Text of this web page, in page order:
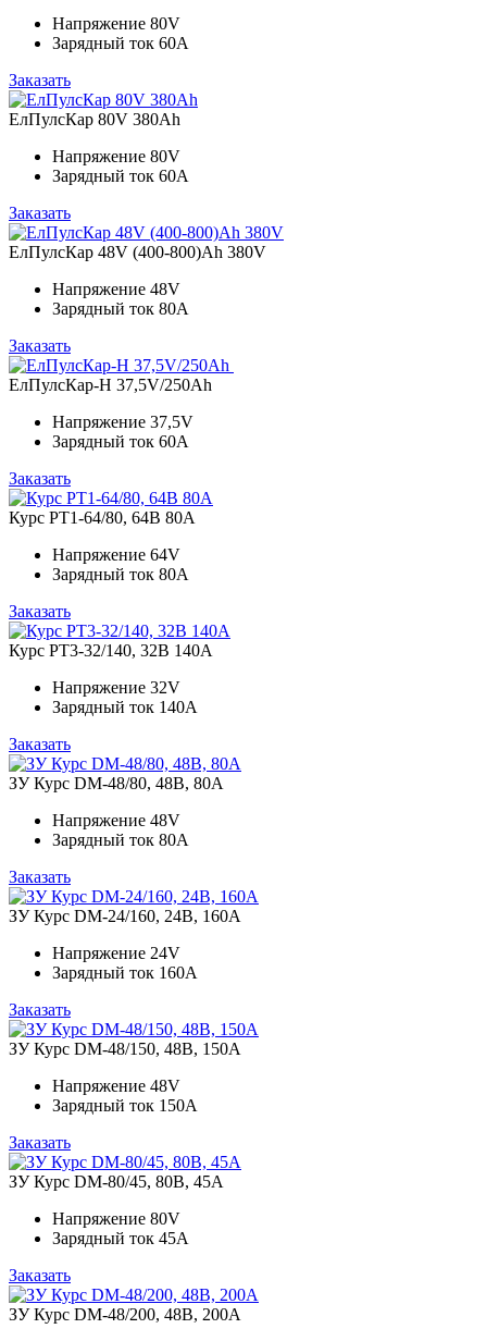
Напряжение 80V
Зарядный ток 60A
Заказать
ЕлПулсКар 80V 380Ah
Напряжение 80V
Зарядный ток 60A
Заказать
ЕлПулсКар 48V (400-800)Ah 380V
Напряжение 48V
Зарядный ток 80A
Заказать
ЕлПулсКар-Н 37,5V/250Ah
Напряжение 37,5V
Зарядный ток 60A
Заказать
Курс PT1-64/80, 64В 80А
Напряжение 64V
Зарядный ток 80A
Заказать
Курс PT3-32/140, 32В 140А
Напряжение 32V
Зарядный ток 140A
Заказать
ЗУ Курс DM-48/80, 48В, 80А
Напряжение 48V
Зарядный ток 80A
Заказать
ЗУ Курс DM-24/160, 24В, 160А
Напряжение 24V
Зарядный ток 160A
Заказать
ЗУ Курс DM-48/150, 48В, 150А
Напряжение 48V
Зарядный ток 150A
Заказать
ЗУ Курс DM-80/45, 80В, 45А
Напряжение 80V
Зарядный ток 45A
Заказать
ЗУ Курс DM-48/200, 48В, 200А